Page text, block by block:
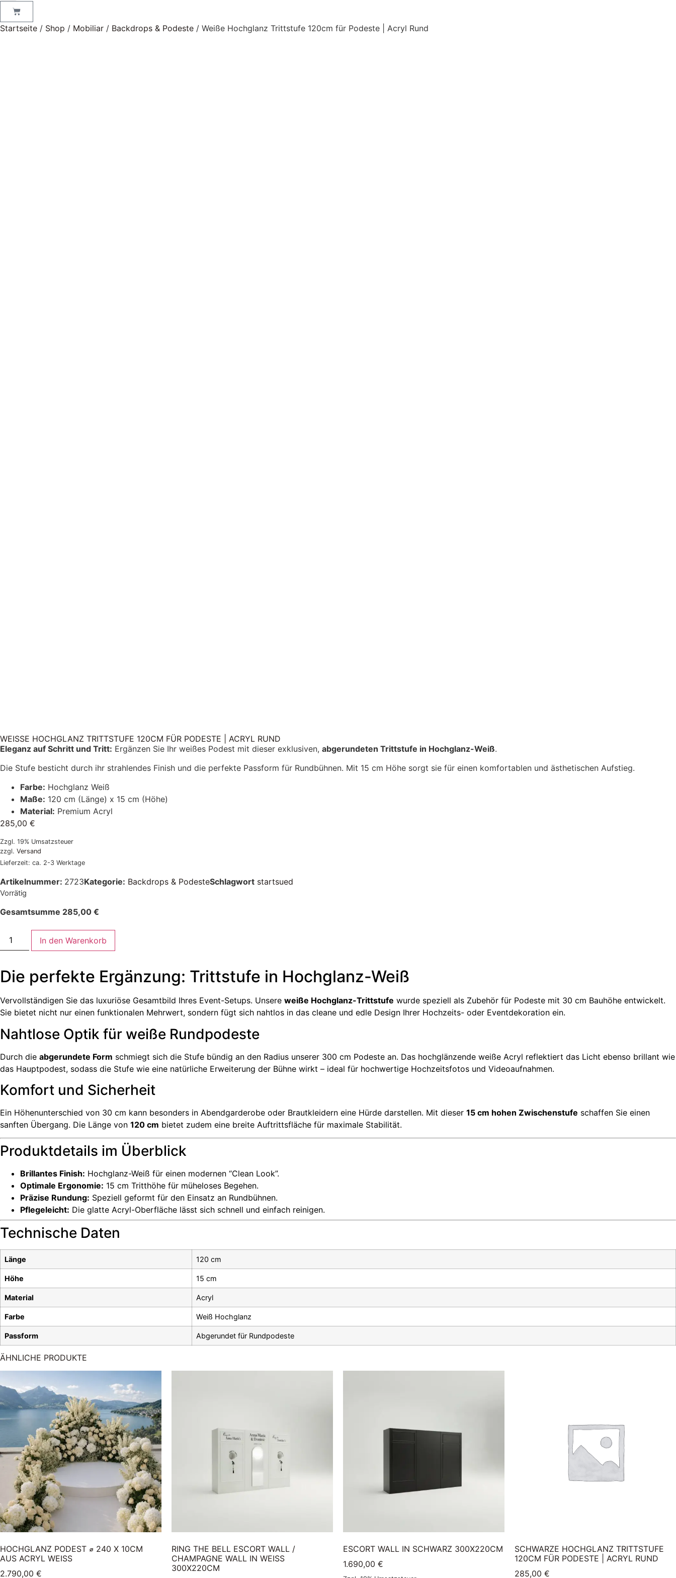
Startseite / Shop / Mobiliar / Backdrops & Podeste / Weiße Hochglanz Trittstufe 120cm für Podeste | Acryl Rund
WEISSE HOCHGLANZ TRITTSTUFE 120CM FÜR PODESTE | ACRYL RUND
Eleganz auf Schritt und Tritt: Ergänzen Sie Ihr weißes Podest mit dieser exklusiven, abgerundeten Trittstufe in Hochglanz-Weiß.
Die Stufe besticht durch ihr strahlendes Finish und die perfekte Passform für Rundbühnen. Mit 15 cm Höhe sorgt sie für einen komfortablen und ästhetischen Aufstieg.
Farbe: Hochglanz Weiß
Maße: 120 cm (Länge) x 15 cm (Höhe)
Material: Premium Acryl
285,00 €
Zzgl. 19% Umsatzsteuer
zzgl. Versand
Lieferzeit: ca. 2-3 Werktage
Artikelnummer: 2723Kategorie: Backdrops & PodesteSchlagwort startsued
Vorrätig
Gesamtsumme 285,00 €
In den Warenkorb
Die perfekte Ergänzung: Trittstufe in Hochglanz-Weiß
Vervollständigen Sie das luxuriöse Gesamtbild Ihres Event-Setups. Unsere weiße Hochglanz-Trittstufe wurde speziell als Zubehör für Podeste mit 30 cm Bauhöhe entwickelt.
Sie bietet nicht nur einen funktionalen Mehrwert, sondern fügt sich nahtlos in das cleane und edle Design Ihrer Hochzeits- oder Eventdekoration ein.
Nahtlose Optik für weiße Rundpodeste
Durch die abgerundete Form schmiegt sich die Stufe bündig an den Radius unserer 300 cm Podeste an. Das hochglänzende weiße Acryl reflektiert das Licht ebenso brillant wie
das Hauptpodest, sodass die Stufe wie eine natürliche Erweiterung der Bühne wirkt – ideal für hochwertige Hochzeitsfotos und Videoaufnahmen.
Komfort und Sicherheit
Ein Höhenunterschied von 30 cm kann besonders in Abendgarderobe oder Brautkleidern eine Hürde darstellen. Mit dieser 15 cm hohen Zwischenstufe schaffen Sie einen
sanften Übergang. Die Länge von 120 cm bietet zudem eine breite Auftrittsfläche für maximale Stabilität.
Produktdetails im Überblick
Brillantes Finish: Hochglanz-Weiß für einen modernen “Clean Look”.
Optimale Ergonomie: 15 cm Tritthöhe für müheloses Begehen.
Präzise Rundung: Speziell geformt für den Einsatz an Rundbühnen.
Pflegeleicht: Die glatte Acryl-Oberfläche lässt sich schnell und einfach reinigen.
Technische Daten
Länge 120 cm
Höhe 15 cm
Material Acryl
Farbe Weiß Hochglanz
Passform Abgerundet für Rundpodeste
ÄHNLICHE PRODUKTE
HOCHGLANZ PODEST ⌀ 240 X 10CM
AUS ACRYL WEISS
2.790,00 €
RING THE BELL ESCORT WALL /
CHAMPAGNE WALL IN WEISS 3
00X220CM
ESCORT WALL IN SCHWARZ 300X220CM
1.690,00 €
SCHWARZE HOCHGLANZ TRITTSTUFE
120CM FÜR PODESTE | ACRYL RUND
285,00 €